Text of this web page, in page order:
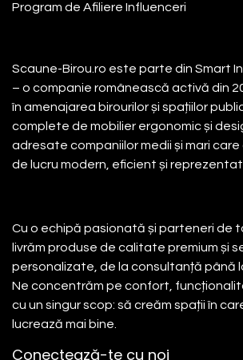
Program de Afiliere Influenceri
Scaune-Birou.ro este parte din Smart
– o companie românească activă din
în amenajarea birourilor și spațiilor
complete de mobilier ergonomic și
adresate companiilor medii și mari
de lucru modern, eficient și
Cu o echipă pasionată și parteneri de
livrăm produse de calitate premium și
personalizate, de la consultanță până
Ne concentrăm pe confort,
cu un singur scop: să creăm spații în
lucrează mai bine.
Conectează-te cu noi